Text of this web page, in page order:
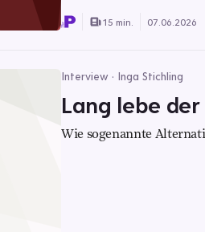
15 min. 07.06.2026
Interview · Inga Stichling
Lang lebe der
Wie sogenannte